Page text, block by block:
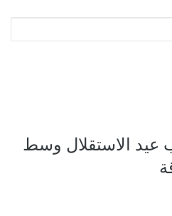
الاستقلال وسط